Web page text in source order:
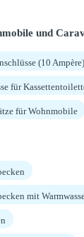
und
(10 Ampère)
für
für Wohnmobile
mit